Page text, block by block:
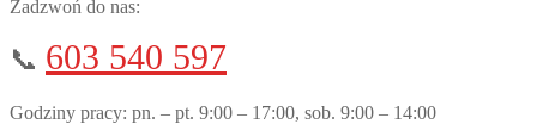
Zadzwoń do nas:
📞 603 540 597
Godziny pracy: pn. – pt. 9:00 – 17:00, sob. 9:00 – 14:00